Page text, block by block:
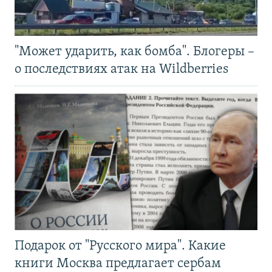
"Может ударить, как бомба". Блогеры –
о последствиях атак на Wildberries
Подарок от "Русского мира". Какие
книги Москва предлагает сербам